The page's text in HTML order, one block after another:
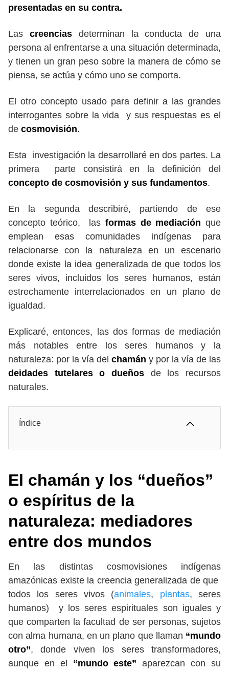
presentadas en su contra.
Las creencias determinan la conducta de una
persona al enfrentarse a una situación determinada,
y tienen un gran peso sobre la manera de cómo se
piensa, se actúa y cómo uno se comporta.
El otro concepto usado para definir a las grandes
interrogantes sobre la vida y sus respuestas es el
de cosmovisión.
Esta investigación la desarrollaré en dos partes. La
primera parte consistirá en la definición del
concepto de cosmovisión y sus fundamentos.
En la segunda describiré, partiendo de ese
concepto teórico, las formas de mediación que
emplean esas comunidades indígenas para
relacionarse con la naturaleza en un escenario
donde existe la idea generalizada de que todos los
seres vivos, incluidos los seres humanos, están
estrechamente interrelacionados en un plano de
igualdad.
Explicaré, entonces, las dos formas de mediación
más notables entre los seres humanos y la
naturaleza: por la vía del chamán y por la vía de las
deidades tutelares o dueños de los recursos
naturales.
Índice
El chamán y los “dueños”
o espíritus de la
naturaleza: mediadores
entre dos mundos
En las distintas cosmovisiones indígenas
amazónicas existe la creencia generalizada de que
todos los seres vivos (animales, plantas, seres
humanos) y los seres espirituales son iguales y
que comparten la facultad de ser personas, sujetos
con alma humana, en un plano que llaman “mundo
otro”, donde viven los seres transformadores,
aunque en el “mundo este” aparezcan con su